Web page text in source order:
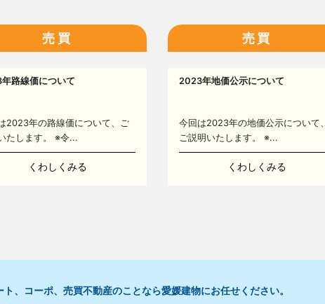
売買
路線価について
2023年の路線価について、ご
たします。 ※令...
くわしくみる
売買
2023年地価公示について
今回は2023年の地価公示について、
ご説明いたします。 ※...
くわしくみる
、コーポ、売買不動産のことなら愛媛建物にお任せください。